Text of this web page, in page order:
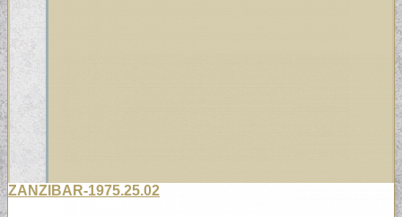
ZANZIBAR-1975.25.02